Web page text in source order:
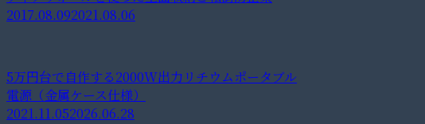
2017.08.092021.08.06
5万円台で自作する2000W出力リチウムポータブル
電源（金属ケース仕様）
2021.11.052026.06.28